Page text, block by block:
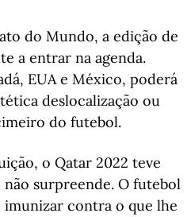
do Mundo, a edição de
a entrar na agenda.
EUA e México, poderá
deslocalização ou
do futebol.
o Qatar 2022 teve
não surpreende. O futebol
imunizar contra o que lhe